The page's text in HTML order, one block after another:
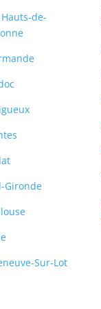
Hauts-de-
Gironde
Sur-Lot